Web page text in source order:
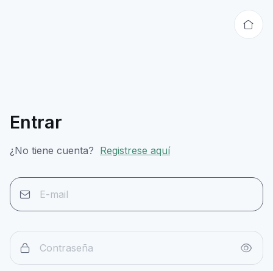
Entrar
¿No tiene cuenta? Registrese aquí